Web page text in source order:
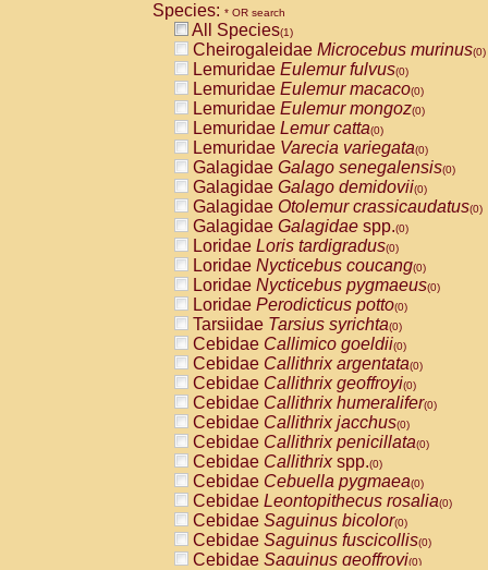
Species: * OR search
All Species(1)
Cheirogaleidae Microcebus murinus(0)
Lemuridae Eulemur fulvus(0)
Lemuridae Eulemur macaco(0)
Lemuridae Eulemur mongoz(0)
Lemuridae Lemur catta(0)
Lemuridae Varecia variegata(0)
Galagidae Galago senegalensis(0)
Galagidae Galago demidovii(0)
Galagidae Otolemur crassicaudatus(0)
Galagidae Galagidae spp.(0)
Loridae Loris tardigradus(0)
Loridae Nycticebus coucang(0)
Loridae Nycticebus pygmaeus(0)
Loridae Perodicticus potto(0)
Tarsiidae Tarsius syrichta(0)
Cebidae Callimico goeldii(0)
Cebidae Callithrix argentata(0)
Cebidae Callithrix geoffroyi(0)
Cebidae Callithrix humeralifer(0)
Cebidae Callithrix jacchus(0)
Cebidae Callithrix penicillata(0)
Cebidae Callithrixspp.(0)
Cebidae Cebuella pygmaea(0)
Cebidae Leontopithecus rosalia(0)
Cebidae Saguinus bicolor(0)
Cebidae Saguinus fuscicollis(0)
Cebidae Saguinus geoffroyi(0)